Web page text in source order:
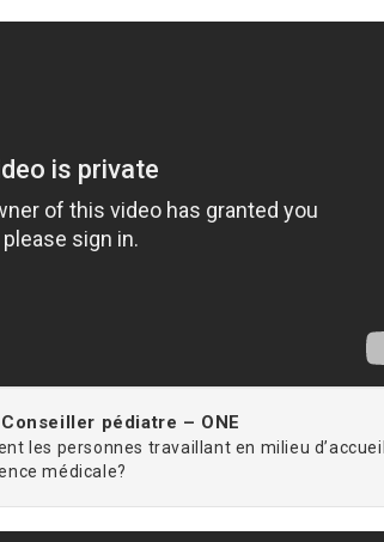
pédiatre – ONE
les personnes travaillant en milieu d’accueil
médicale?